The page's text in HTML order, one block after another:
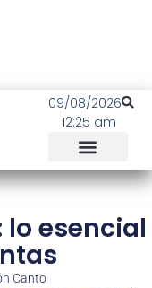
09/08/2026
12:25 am
lo esencial
Canto